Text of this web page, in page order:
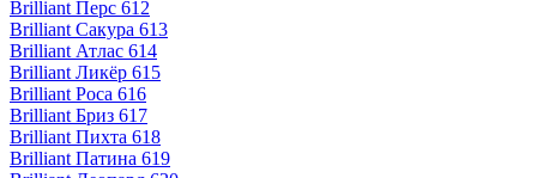
Brilliant Перс 612
Brilliant Сакура 613
Brilliant Атлас 614
Brilliant Ликёр 615
Brilliant Роса 616
Brilliant Бриз 617
Brilliant Пихта 618
Brilliant Патина 619